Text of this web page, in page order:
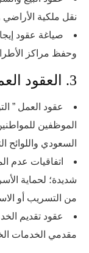
نقل ملكية الأراضي
صياغة عقود
وحفظ مراكز
3. العقود العمالية والتشغيلية
عقود العمل ”
الموظفين
السعودي واللوائح
اتفاقيات عدم
شديدة؛ لحماية
من التسريب أو
عقود تقديم
مقدمي الخدمات